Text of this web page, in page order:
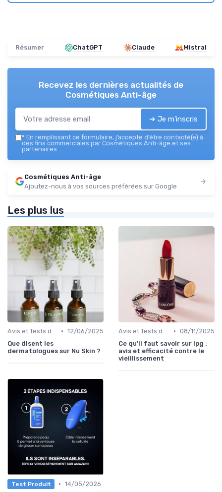
Résumer ChatGPT Claude Mistral
Recevez les dernières actualités de
Cosmétiques Anti-âge
➔ Je m'inscris
* En remplissant ce formulaire, j’accepte d’être contacté(e) à
des fins commerciales par Cosmétiques Anti-âge et ses
partenaires.
Cosmétiques Anti-âge
Ajoutez-nous à vos sources préférées sur Google
Les plus lus
Avis et Tests de Produits • 12/06/2025
Que disent les
dermatologues sur Nu Skin ?
Avis et Tests de Produits • 08/11/2025
Ce qu’il faut savoir sur lpg :
avis et efficacité contre le
vieillissement
Test Produit • 14/05/2026